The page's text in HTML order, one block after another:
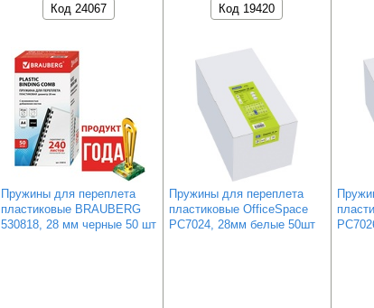
Код 24067
Пружины для переплета
пластиковые BRAUBERG
530818, 28 мм черные 50 шт
Код 19420
Пружины для переплета
пластиковые OfficeSpace
PC7024, 28мм белые 50шт